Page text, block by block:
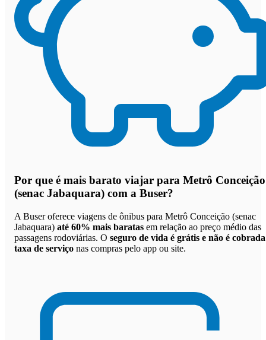
Por que é mais barato viajar para Metrô Conceição
(senac Jabaquara) com a Buser?
A Buser oferece viagens de ônibus para Metrô Conceição (senac
Jabaquara) até 60% mais baratas em relação ao preço médio das
passagens rodoviárias. O seguro de vida é grátis e não é cobrada
taxa de serviço nas compras pelo app ou site.